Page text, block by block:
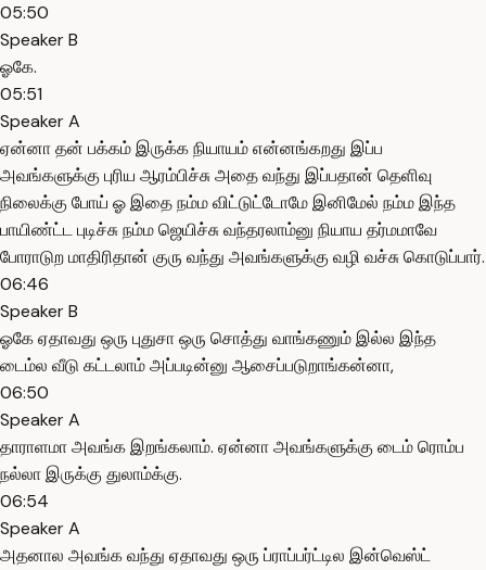
05:50
Speaker B
ஓகே.
05:51
Speaker A
ஏன்னா தன் பக்கம் இருக்க நியாயம் என்னங்கறது இப்ப
அவங்களுக்கு புரிய ஆரம்பிச்சு அதை வந்து இப்பதான் தெளிவு
நிலைக்கு போய் ஓ இதை நம்ம விட்டுட்டோமே இனிமேல் நம்ம இந்த
பாயிண்ட்ட புடிச்சு நம்ம ஜெயிச்சு வந்தரலாம்னு நியாய தர்மமாவே
போராடுற மாதிரிதான் குரு வந்து அவங்களுக்கு வழி வச்சு கொடுப்பார்.
06:46
Speaker B
ஓகே ஏதாவது ஒரு புதுசா ஒரு சொத்து வாங்கணும் இல்ல இந்த
டைம்ல வீடு கட்டலாம் அப்படின்னு ஆசைப்படுறாங்கன்னா,
06:50
Speaker A
தாராளமா அவங்க இறங்கலாம். ஏன்னா அவங்களுக்கு டைம் ரொம்ப
நல்லா இருக்கு துலாம்க்கு.
06:54
Speaker A
அதனால அவங்க வந்து ஏதாவது ஒரு ப்ராப்பர்ட்டில இன்வெஸ்ட்